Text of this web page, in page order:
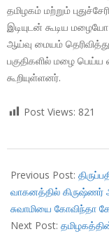
தமிழகம் மற்றும்
இடியுடன் கூடிய
ஆய்வு மையம்
பகுதிகளில் மழை பெய்ய
கூறியுள்ளனர்.
Post Views: 821
09-
30
Previous Post:
வாகனத்தில் கிருஷ்ணர்
சுவாமியை கோவிந்தா
Next Post: